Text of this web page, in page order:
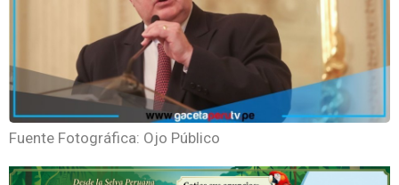
Fuente Fotográfica: Ojo Público